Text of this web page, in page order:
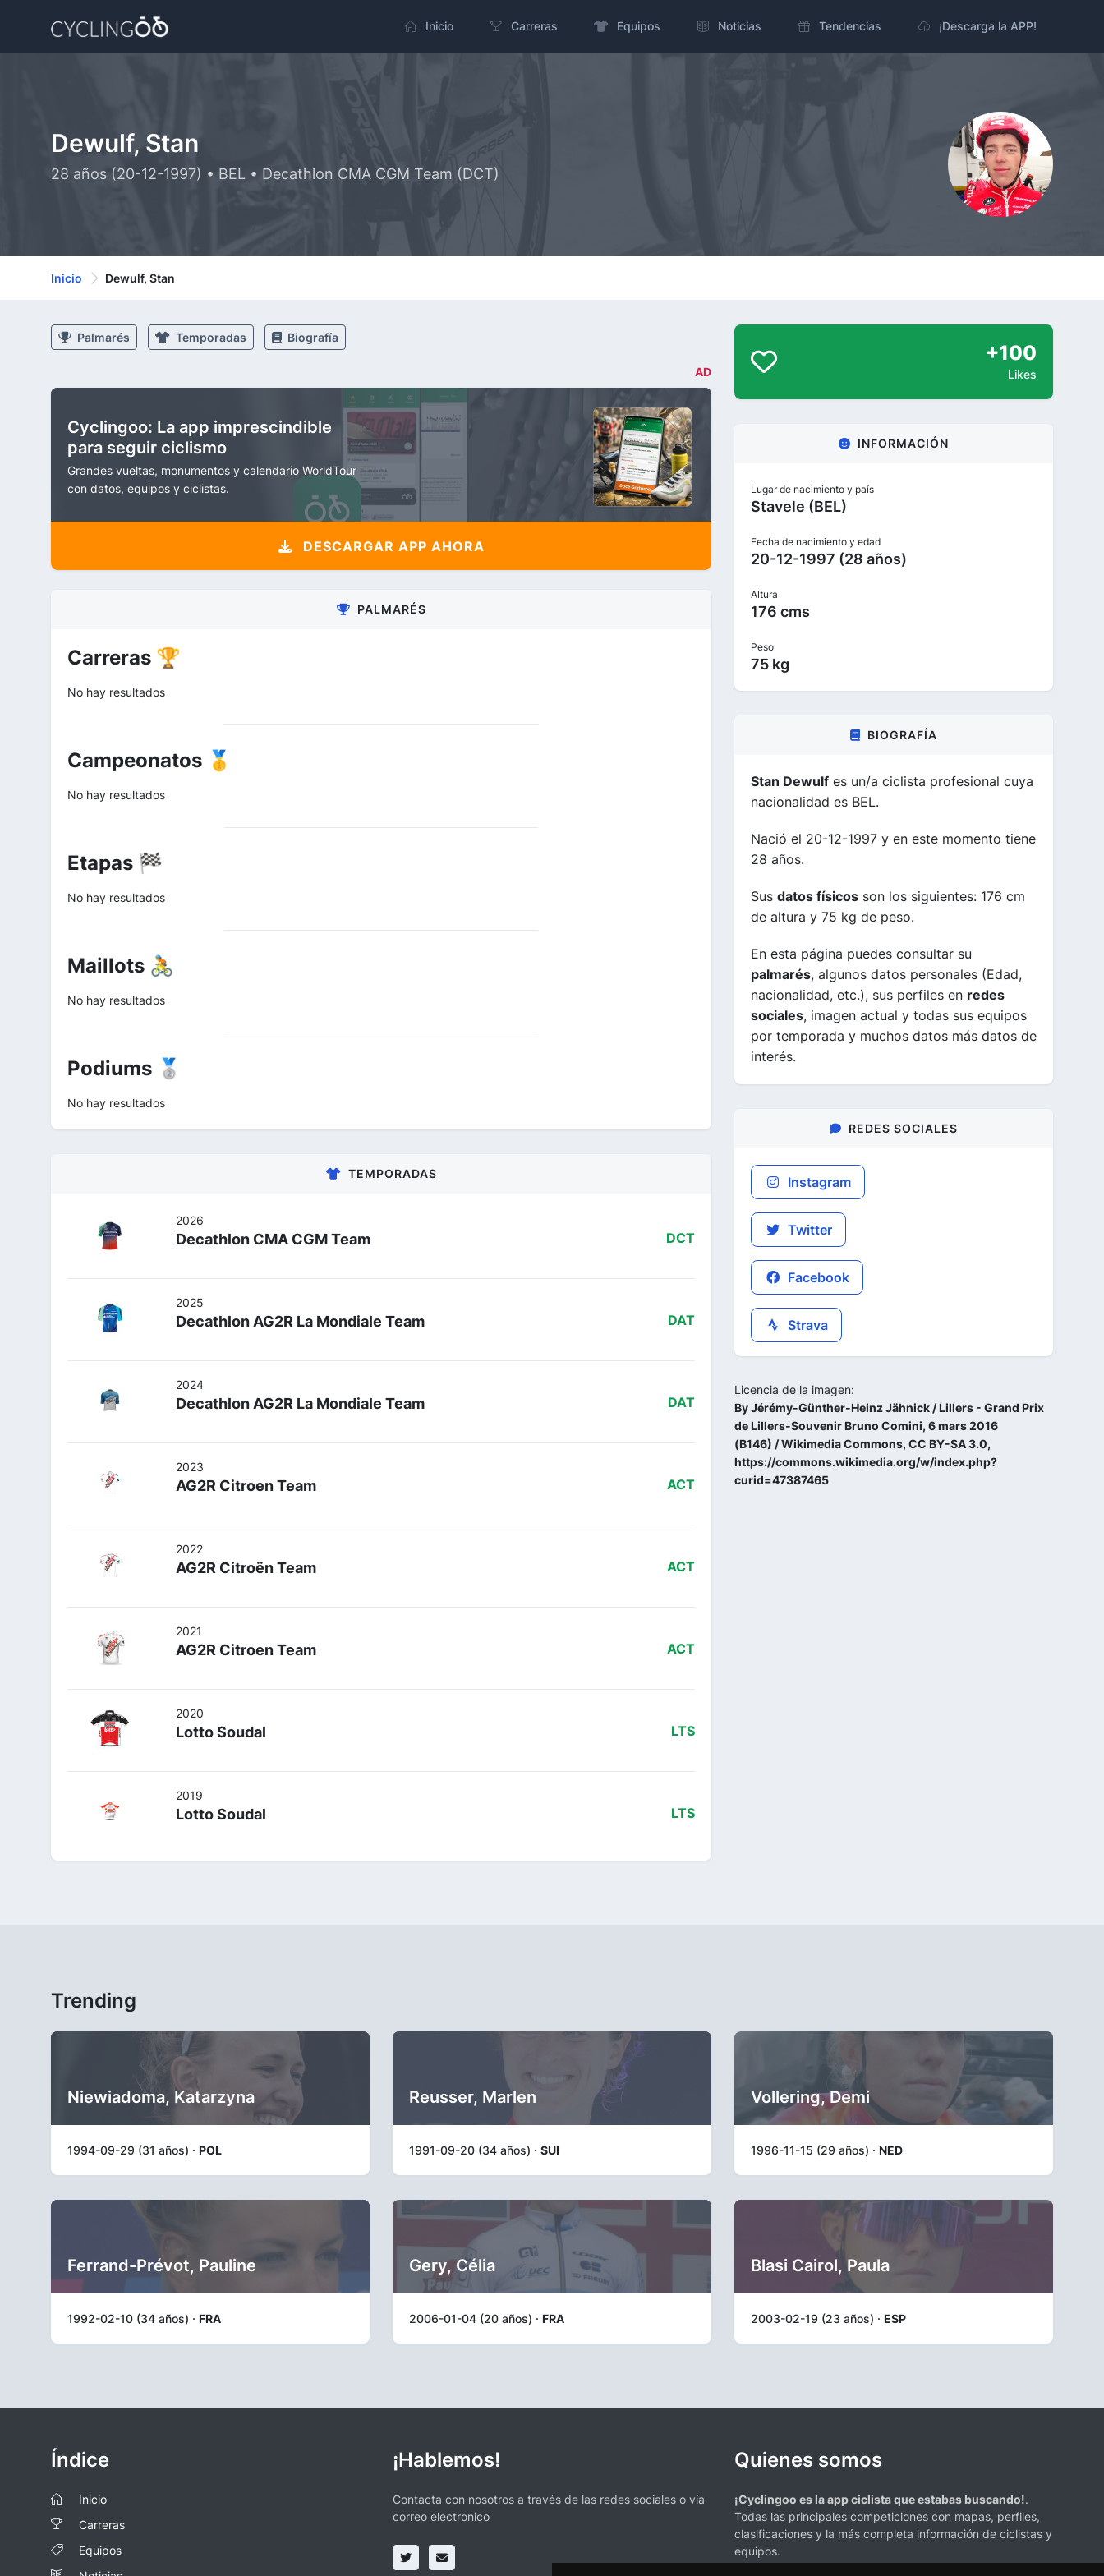
Inicio Carreras Equipos Noticias Tendencias ¡Descarga la APP!
Dewulf, Stan
28 años (20-12-1997) • BEL • Decathlon CMA CGM Team (DCT)
Inicio Dewulf, Stan
Palmarés Temporadas Biografía
AD
Cyclingoo: La app imprescindible
para seguir ciclismo
Grandes vueltas, monumentos y calendario WorldTour
con datos, equipos y ciclistas.
DESCARGAR APP AHORA
PALMARÉS
Carreras 🏆
No hay resultados
Campeonatos 🥇
No hay resultados
Etapas 🏁
No hay resultados
Maillots 🚴
No hay resultados
Podiums 🥈
No hay resultados
TEMPORADAS
2026
Decathlon CMA CGM Team DCT
2025
Decathlon AG2R La Mondiale Team DAT
2024
Decathlon AG2R La Mondiale Team DAT
2023
AG2R Citroen Team ACT
2022
AG2R Citroën Team ACT
2021
AG2R Citroen Team ACT
2020
Lotto Soudal LTS
2019
Lotto Soudal LTS
+100
Likes
INFORMACIÓN
Lugar de nacimiento y país
Stavele (BEL)
Fecha de nacimiento y edad
20-12-1997 (28 años)
Altura
176 cms
Peso
75 kg
BIOGRAFÍA
Stan Dewulf es un/a ciclista profesional cuya
nacionalidad es BEL.
Nació el 20-12-1997 y en este momento tiene
28 años.
Sus datos físicos son los siguientes: 176 cm
de altura y 75 kg de peso.
En esta página puedes consultar su
palmarés, algunos datos personales (Edad,
nacionalidad, etc.), sus perfiles en redes
sociales, imagen actual y todas sus equipos
por temporada y muchos datos más datos de
interés.
REDES SOCIALES
Instagram
Twitter
Facebook
Strava
Licencia de la imagen:
By Jérémy-Günther-Heinz Jähnick / Lillers - Grand Prix
de Lillers-Souvenir Bruno Comini, 6 mars 2016
(B146) / Wikimedia Commons, CC BY-SA 3.0,
https://commons.wikimedia.org/w/index.php?
curid=47387465
Trending
Niewiadoma, Katarzyna
1994-09-29 (31 años) · POL
Reusser, Marlen
1991-09-20 (34 años) · SUI
Vollering, Demi
1996-11-15 (29 años) · NED
Ferrand-Prévot, Pauline
1992-02-10 (34 años) · FRA
Gery, Célia
2006-01-04 (20 años) · FRA
Blasi Cairol, Paula
2003-02-19 (23 años) · ESP
Índice
Inicio
Carreras
Equipos
¡Hablemos!
Contacta con nosotros a través de las redes sociales o vía
correo electronico
Quienes somos
¡Cyclingoo es la app ciclista que estabas buscando!.
Todas las principales competiciones con mapas, perfiles,
clasificaciones y la más completa información de ciclistas y
equipos.